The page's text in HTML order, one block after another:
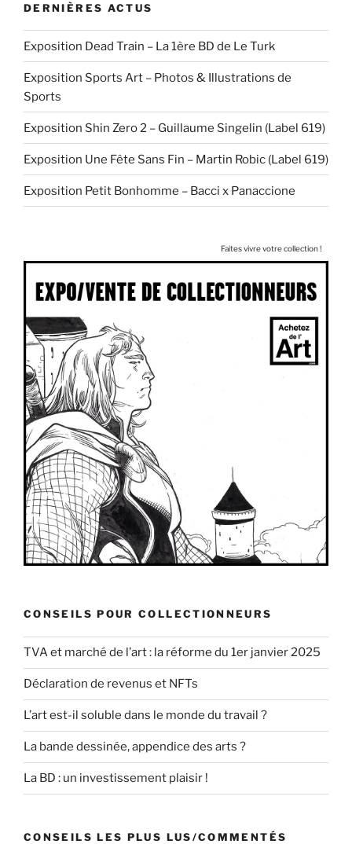
DERNIÈRES ACTUS
Exposition Dead Train – La 1ère BD de Le Turk
Exposition Sports Art – Photos & Illustrations de
Sports
Exposition Shin Zero 2 – Guillaume Singelin (Label 619)
Exposition Une Fête Sans Fin – Martin Robic (Label 619)
Exposition Petit Bonhomme – Bacci x Panaccione
Faites vivre votre collection !
CONSEILS POUR COLLECTIONNEURS
TVA et marché de l’art : la réforme du 1er janvier 2025
Déclaration de revenus et NFTs
L’art est-il soluble dans le monde du travail ?
La bande dessinée, appendice des arts ?
La BD : un investissement plaisir !
CONSEILS LES PLUS LUS/COMMENTÉS